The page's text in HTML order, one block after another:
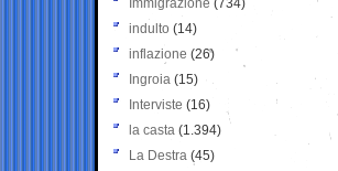
Immigrazione (734)
indulto (14)
inflazione (26)
Ingroia (15)
Interviste (16)
la casta (1.394)
La Destra (45)